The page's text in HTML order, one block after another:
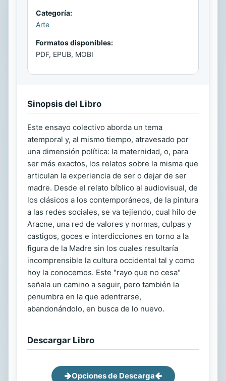
Categoría:
Arte
Formatos disponibles:
PDF, EPUB, MOBI
Sinopsis del Libro
Este ensayo colectivo aborda un tema
atemporal y, al mismo tiempo, atravesado por
una dimensión política: la maternidad, o, para
ser más exactos, los relatos sobre la misma que
articulan la experiencia de ser o dejar de ser
madre. Desde el relato bíblico al audiovisual, de
los clásicos a los contemporáneos, de la pintura
a las redes sociales, se va tejiendo, cual hilo de
Aracne, una red de valores y normas, culpas y
castigos, goces e interdicciones en torno a la
figura de la Madre sin los cuales resultaría
incomprensible la cultura occidental tal y como
hoy la conocemos. Este "rayo que no cesa"
señala un camino a seguir, pero también la
penumbra en la que adentrarse,
abandonándolo, en busca de lo nuevo.
Descargar Libro
Opciones de Descarga